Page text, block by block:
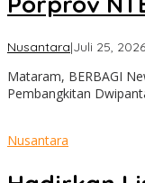
Nusantara|Juli 25, 2026
Mataram, BERBAGI
Pembangkitan
Nusantara